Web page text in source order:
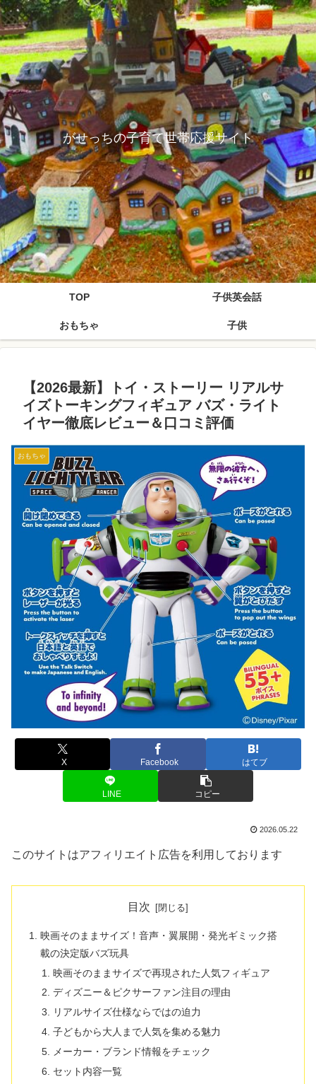
がせっちの子育て世帯応援サイト
TOP 子供英会話
おもちゃ 子供
【2026最新】トイ・ストーリー リアルサ
イズトーキングフィギュア バズ・ライト
イヤー徹底レビュー＆口コミ評価
おもちゃ
X Facebook はてブ
LINE コピー
2026.05.22
このサイトはアフィリエイト広告を利用しております
目次
映画そのままサイズ！音声・翼展開・発光ギミック搭
載の決定版バズ玩具
映画そのままサイズで再現された人気フィギュア
ディズニー＆ピクサーファン注目の理由
リアルサイズ仕様ならではの迫力
子どもから大人まで人気を集める魅力
メーカー・ブランド情報をチェック
セット内容一覧